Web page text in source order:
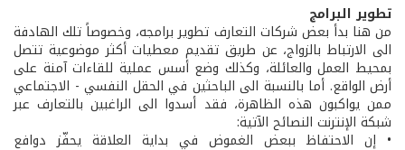
تطوير البرامج
من هنا بدأ بعض شركات التعارف تطوير برامجه، وخصوصاً تلك الهادفة
الى الارتباط بالزواج، عن طريق تقديم معطيات أكثر موضوعية تتصل
بمحيط العمل والعائلة، وكذلك وضع أسس عملية للقاءات آمنة على
أرض الواقع. أما بالنسبة الى الباحثين في الحقل النفسي - الاجتماعي
ممن يواكبون هذه الظاهرة، فقد أسدوا الى الراغبين بالتعارف عبر
شبكة الإنترنت النصائح الآتية:
• إن الاحتفاظ ببعض الغموض في بداية العلاقة يحفّز دوافع